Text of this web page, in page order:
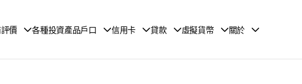
價 各種投資產品戶口 信用卡 貸款 虛擬貨幣 關於